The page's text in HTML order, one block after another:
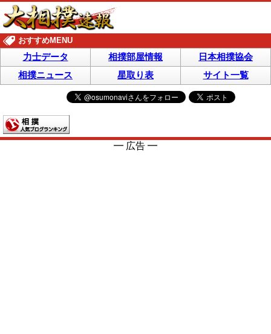
おすすめMENU
力士データ 相撲部屋情報
日本相撲協会
相撲ニュース
星取り表 サイト一覧
━ 広告 ━